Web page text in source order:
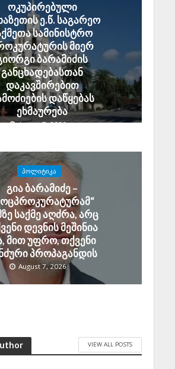
ოკუპირებული
ე.წ. საგარეო
სამინისტრო
მიერ
ბარამიძის
განცხადებასთან
დაკავშირებით
დაწყებას
ეხმაურება
August 7, 2026
ᲞᲝᲚᲘᲢᲘᲙᲐ
გია ბარამიძე –
საქმე აღძრა, არც
დევნის მეშინია
მით უფრო, თქვენი
პროპაგანდის
August 7, 2026
VIEW ALL POSTS